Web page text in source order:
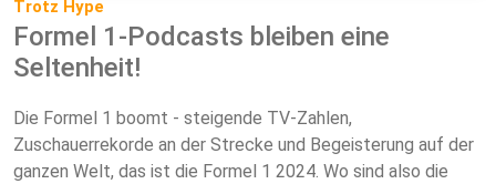
Trotz Hype
Formel 1-Podcasts bleiben eine
Seltenheit!
Die Formel 1 boomt - steigende TV-Zahlen,
Zuschauerrekorde an der Strecke und Begeisterung auf der
ganzen Welt, das ist die Formel 1 2024. Wo sind also die